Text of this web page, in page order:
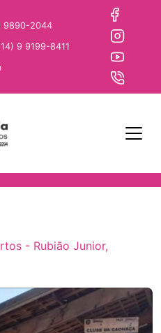
9890-2044
9 9199-8411
- Rubião Junior,